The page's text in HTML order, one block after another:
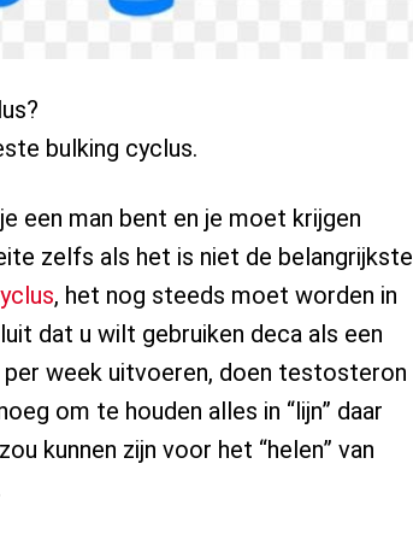
bulking cyclus.
een man bent en je moet krijgen
zelfs als het is niet de belangrijkste
, het nog steeds moet worden in
dat u wilt gebruiken deca als een
week uitvoeren, doen testosteron
om te houden alles in “lijn” daar
kunnen zijn voor het “helen” van